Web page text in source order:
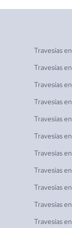
Travesías en
Travesías en
Travesías en
Travesías en
Travesías en
Travesías en
Travesías en
Travesías en
Travesías en
Travesías en
Travesías en